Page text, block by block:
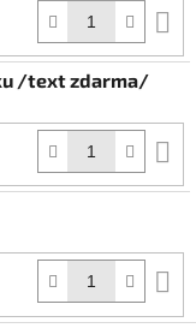
/text zdarma/